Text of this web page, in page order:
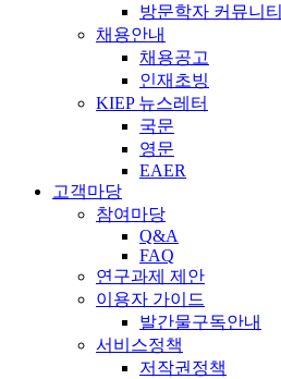
방문학자 커뮤니티
채용안내
채용공고
인재초빙
KIEP 뉴스레터
국문
영문
EAER
고객마당
참여마당
Q&A
FAQ
연구과제 제안
이용자 가이드
발간물구독안내
서비스정책
저작권정책